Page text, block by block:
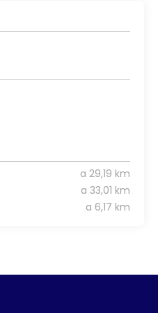
a 29,19 km
a 33,01 km
a 6,17 km